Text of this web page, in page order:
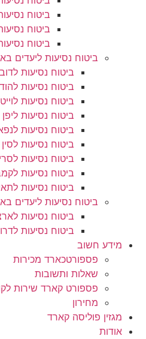
ביטוח
ביטוח
ביטוח
ביטוח נסיעות ליעדים
ביטוח נסיעות
ביטוח נסיעות
ביטוח נסיעות
ביטוח נסיעות ליפן
ביטוח נסיעות
ביטוח נסיעות לסין
ביטוח נסיעות
ביטוח נסיעות
ביטוח נסיעות
ביטוח נסיעות ליעדים
ביטוח נסיעות
ביטוח נסיעות
מידע חשוב
פספורטכארד מכירות
שאלות ותשובות
פספורט קארד שירות
מחירון
מגזין פוליסה קארד
אודות